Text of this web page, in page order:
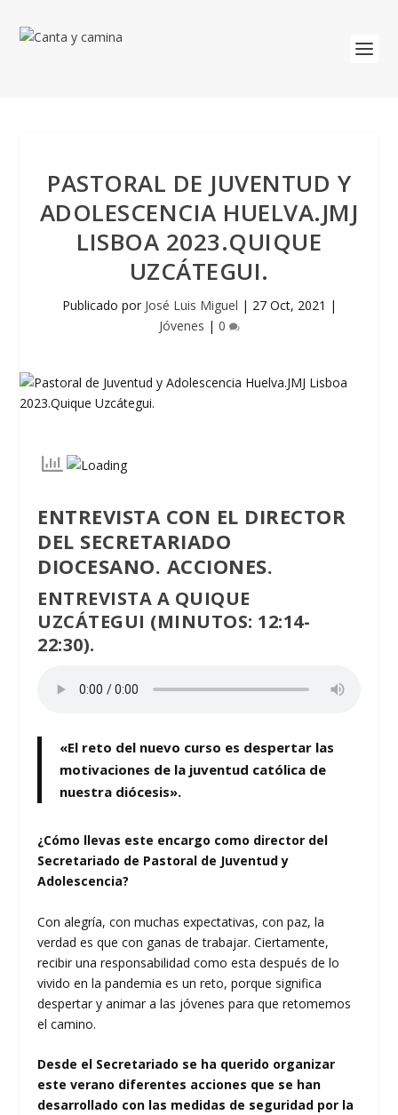
PASTORAL DE JUVENTUD Y
ADOLESCENCIA HUELVA.JMJ
LISBOA 2023.QUIQUE
UZCÁTEGUI.
Publicado por José Luis Miguel | 27 Oct, 2021 |
Jóvenes | 0
ENTREVISTA CON EL DIRECTOR
DEL SECRETARIADO
DIOCESANO. ACCIONES.
ENTREVISTA A QUIQUE
UZCÁTEGUI (MINUTOS: 12:14-
22:30).
«El reto del nuevo curso es despertar las
motivaciones de la juventud católica de
nuestra diócesis».
¿Cómo llevas este encargo como director del
Secretariado de Pastoral de Juventud y
Adolescencia?
Con alegría, con muchas expectativas, con paz, la
verdad es que con ganas de trabajar. Ciertamente,
recibir una responsabilidad como esta después de lo
vivido en la pandemia es un reto, porque significa
despertar y animar a las jóvenes para que retomemos
el camino.
Desde el Secretariado se ha querido organizar
este verano diferentes acciones que se han
desarrollado con las medidas de seguridad por la